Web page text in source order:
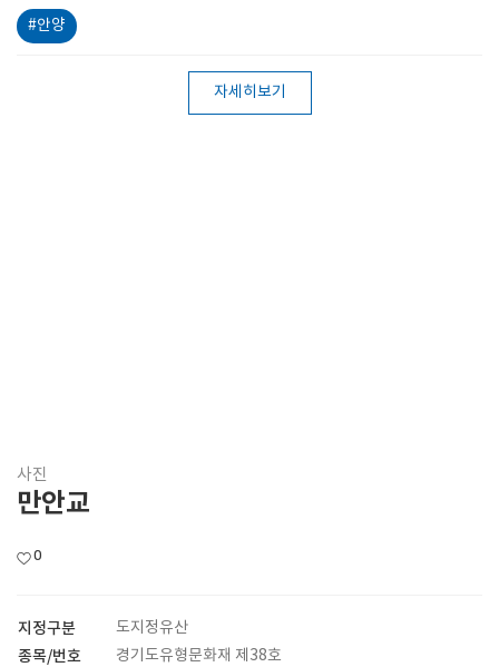
#안양
자세히보기
사진
만안교
0
지정구분 도지정유산
종목/번호 경기도유형문화재 제38호